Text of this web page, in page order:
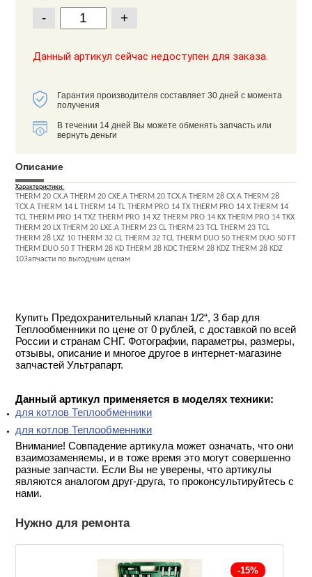
- +
Данный артикул сейчас недоступен для заказа.
Гарантия производителя составляет 30 дней с момента
получения
В течении 14 дней Вы можете обменять запчасть или
вернуть деньги
Описание
Характеристики:
THERM 20 CX.A THERM 20 CXE.A THERM 20 TCX.A THERM 28 CX.A THERM 28
TCX.A THERM 14 L THERM 14 TL THERM PRO 14 TX THERM PRO 14 X THERM 14
TCL THERM PRO 14 TXZ THERM PRO 14 XZ THERM PRO 14 KX THERM PRO 14 TKX
THERM 20 LX THERM 20 LXE.A THERM 23 CL THERM 23 TCL THERM 23 TCL
THERM 28 LXZ 10 THERM 32 CL THERM 32 TCL THERM DUO 50 THERM DUO 50 FT
THERM DUO 50 T THERM 28 KD THERM 28 KDC THERM 28 KDZ THERM 28 KDZ
10Запчасти по выгодным ценам
Купить Предохранительный клапан 1/2“, 3 бар для
Теплообменники по цене от 0 рублей, с доставкой по всей
России и странам СНГ. Фотографии, параметры, размеры,
отзывы, описание и многое другое в интернет-магазине
запчастей Ультрапарт.
Данный артикул применяется в моделях техники:
для котлов Теплообменники
для котлов Теплообменники
Внимание! Совпадение артикула может означать, что они
взаимозаменяемы, и в тоже время это могут совершенно
разные запчасти. Если Вы не уверены, что артикулы
являются аналогом друг-друга, то проконсультируйтесь с
нами.
Нужно для ремонта
-15%